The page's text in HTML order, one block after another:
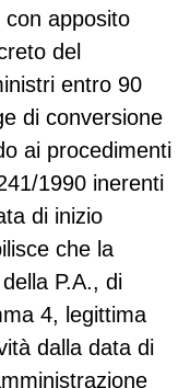
con apposito
del
entro 90
di conversione
ai procedimenti
1990 inerenti
di inizio
che la
P.A., di
4, legittima
dalla data di